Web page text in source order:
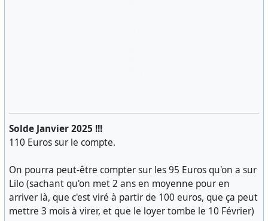
Solde Janvier 2025 !!!
110 Euros sur le compte.
On pourra peut-être compter sur les 95 Euros qu'on a sur
Lilo (sachant qu'on met 2 ans en moyenne pour en
arriver là, que c'est viré à partir de 100 euros, que ça peut
mettre 3 mois à virer, et que le loyer tombe le 10 Février)